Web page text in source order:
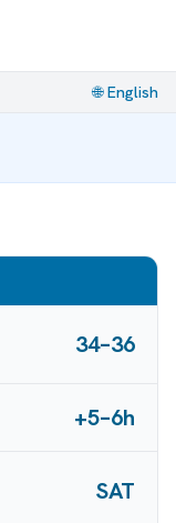
🌐English
34–36
+5–6h
SAT